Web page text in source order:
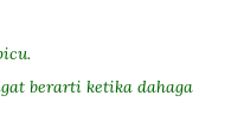
berarti ketika dahaga